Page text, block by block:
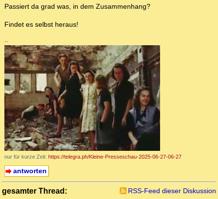
Passiert da grad was, in dem Zusammenhang?
Findet es selbst heraus!
--
nur für kurze Zeit: https://telegra.ph/Kleine-Presseschau-2025-06-27-06-27
antworten
gesamter Thread: RSS-Feed dieser Diskussion